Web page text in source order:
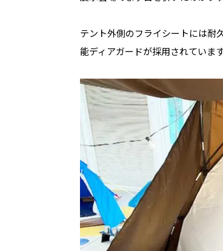
テント外側のフライシートには耐
能ディアガードが採用されています